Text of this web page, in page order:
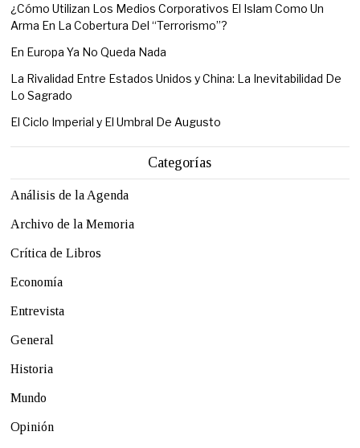
¿Cómo Utilizan Los Medios Corporativos El Islam Como Un
Arma En La Cobertura Del “Terrorismo”?
En Europa Ya No Queda Nada
La Rivalidad Entre Estados Unidos y China: La Inevitabilidad De
Lo Sagrado
El Ciclo Imperial y El Umbral De Augusto
Categorías
Análisis de la Agenda
Archivo de la Memoria
Crítica de Libros
Economía
Entrevista
General
Historia
Mundo
Opinión